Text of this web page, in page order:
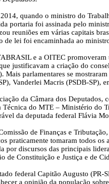
quando o ministro do
portaria foi assinada pelo
reuniões em várias capitais
lei foi encaminhada ao
e a OITEC
justificavam a criação do
parlamentares se
Vanderlei Macris (PSDB-SP),
da Câmara dos
do MTE – Ministério do
da deputada federal Flávia
de Finanças e
tomaram todos
por discursos das principais
Constituição e Justiça e de
federal Capitão Augusto
a opinião da população